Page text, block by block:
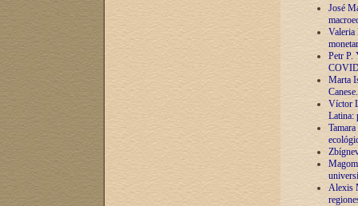
José
Valeria
Petr P.
Marta
Víctor
Latina:
Alexis